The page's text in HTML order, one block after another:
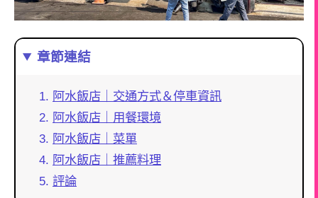
章節連結
阿水飯店｜交通方式＆停車資訊
阿水飯店｜用餐環境
阿水飯店｜菜單
阿水飯店｜推薦料理
評論